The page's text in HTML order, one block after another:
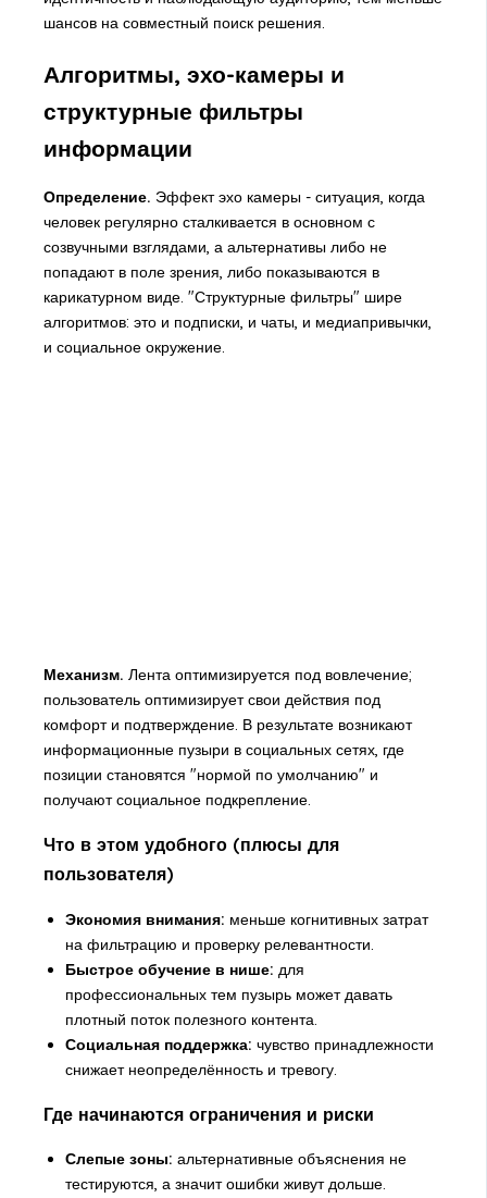
шансов на совместный поиск решения.
Алгоритмы, эхо-камеры и
структурные фильтры
информации
Определение. Эффект эхо камеры - ситуация, когда
человек регулярно сталкивается в основном с
созвучными взглядами, а альтернативы либо не
попадают в поле зрения, либо показываются в
карикатурном виде. "Структурные фильтры" шире
алгоритмов: это и подписки, и чаты, и медиапривычки,
и социальное окружение.
Механизм. Лента оптимизируется под вовлечение;
пользователь оптимизирует свои действия под
комфорт и подтверждение. В результате возникают
информационные пузыри в социальных сетях, где
позиции становятся "нормой по умолчанию" и
получают социальное подкрепление.
Что в этом удобного (плюсы для
пользователя)
Экономия внимания: меньше когнитивных затрат
на фильтрацию и проверку релевантности.
Быстрое обучение в нише: для
профессиональных тем пузырь может давать
плотный поток полезного контента.
Социальная поддержка: чувство принадлежности
снижает неопределённость и тревогу.
Где начинаются ограничения и риски
Слепые зоны: альтернативные объяснения не
тестируются, а значит ошибки живут дольше.